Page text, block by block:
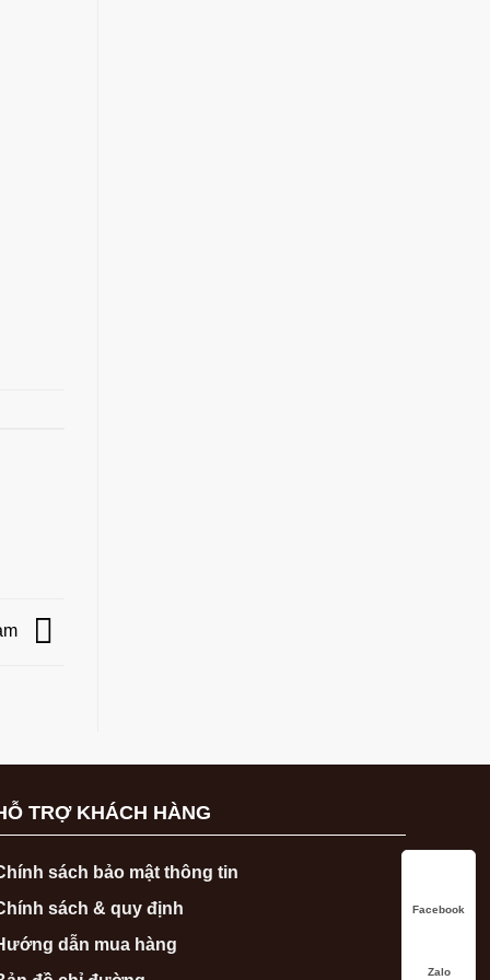
TRỢ KHÁCH HÀNG
sách bảo mật thông tin
sách & quy định
dẫn mua hàng
Facebook
Zalo